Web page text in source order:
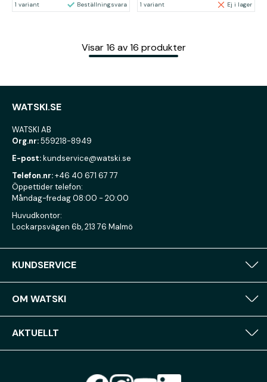
1 variant Beställningsvara 1 variant Ej i lager
Visar 16 av 16 produkter
WATSKI.SE
WATSKI AB
Org.nr:559218-8949
E-post:kundservice@watski.se
Telefon.nr:+46 40 671 67 77
Öppettider telefon:
Måndag-fredag 08:00 - 20:00
Huvudkontor:
Lockarpsvägen 6b, 213 76 Malmö
KUNDSERVICE
OM WATSKI
AKTUELLT